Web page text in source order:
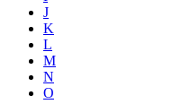
J
K
L
M
N
O